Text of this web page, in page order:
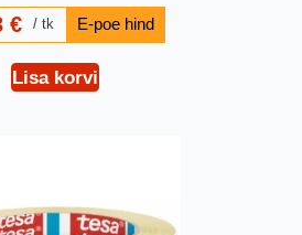
€ tk
Lisa korvi